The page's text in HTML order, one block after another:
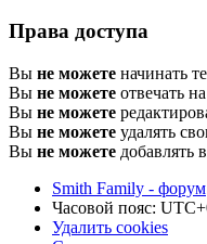
Права доступа
Вы не можете начинать
Вы не можете отвечать
Вы не можете
Вы не можете удалять
Вы не можете добавлять
Smith Family - форум
Часовой пояс:
Удалить cookies